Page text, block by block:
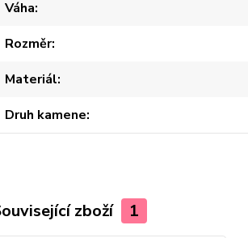
Váha
Rozměr
Materiál
Druh kamene
zboží 1